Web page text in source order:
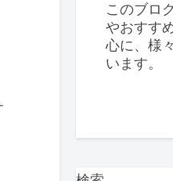
このブロ
やおすす
心に、様
います。